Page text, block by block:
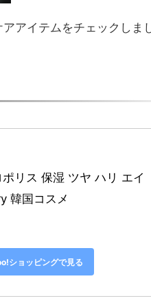
アイテムをチェックしま
リス 保湿 ツヤ ハリ エイ
韓国コスメ
ショッピングで見る